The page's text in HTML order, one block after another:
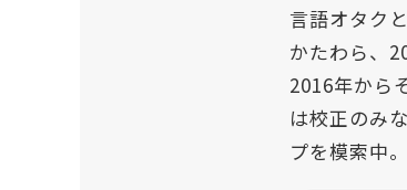
言語オタク
かたわら、
2016年から
は校正のみ
プを模索中。